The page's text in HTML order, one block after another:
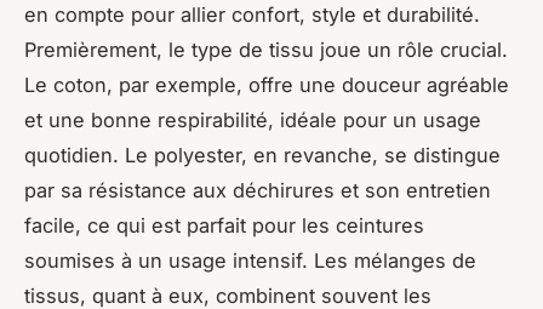
en compte pour allier confort, style et durabilité.
Premièrement, le type de tissu joue un rôle crucial.
Le coton, par exemple, offre une douceur agréable
et une bonne respirabilité, idéale pour un usage
quotidien. Le polyester, en revanche, se distingue
par sa résistance aux déchirures et son entretien
facile, ce qui est parfait pour les ceintures
soumises à un usage intensif. Les mélanges de
tissus, quant à eux, combinent souvent les